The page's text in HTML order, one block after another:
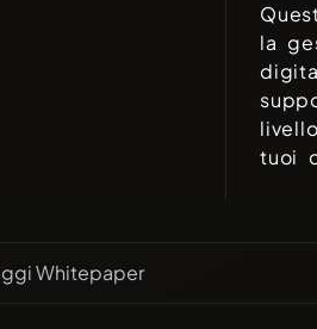
la
tuoi
Whitepaper